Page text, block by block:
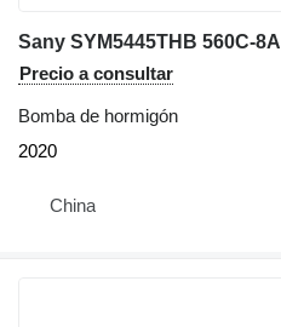
Sany SYM5445THB 560C-8A
Precio a consultar
Bomba de hormigón
2020
China